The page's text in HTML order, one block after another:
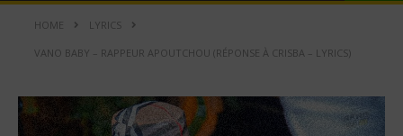
HOME LYRICS
VANO BABY – RAPPEUR APOUTCHOU (RÉPONSE À CRISBA – LYRICS)